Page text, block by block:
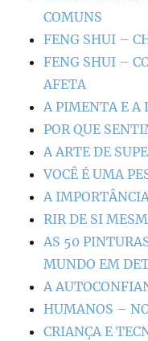
COMUNS
FENG SHUI –
FENG SHUI –
AFETA
A PIMENTA E A
POR QUE
A ARTE DE
VOCÊ É UMA
A
RIR DE SI
AS 50
MUNDO EM
A
HUMANOS –
CRIANÇA E